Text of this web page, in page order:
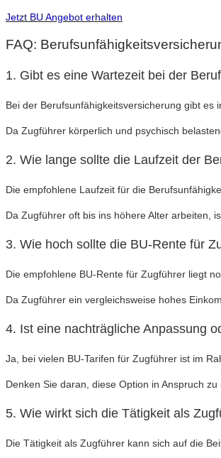
Jetzt BU Angebot erhalten
FAQ:
1. Gibt es eine Wartezeit bei der
Bei der Berufsunfähigkeitsversicherung gibt es
Da Zugführer körperlich und psychisch
2. Wie lange sollte die Laufzeit der
Die empfohlene Laufzeit für die
Da Zugführer oft bis ins höhere Alter arbeiten,
3. Wie hoch sollte die BU-Rente für
Die empfohlene BU-Rente für Zugführer liegt
Da Zugführer ein vergleichsweise hohes
4. Ist eine nachträgliche Anpassung
Ja, bei vielen BU-Tarifen für Zugführer ist im
Denken Sie daran, diese Option in Anspruch
5. Wie wirkt sich die Tätigkeit als
Die Tätigkeit als Zugführer kann sich auf die